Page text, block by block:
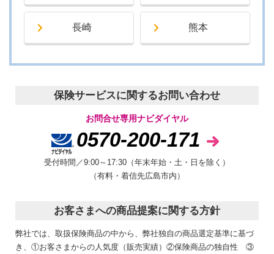
長崎 熊本
保険サービスに関するお問い合わせ
お問合せ専用ナビダイヤル
0570-200-171
受付時間／9:00～17:30（年末年始・土・日を除く）
（有料・着信先広島市内）
お客さまへの商品提案に関する方針
弊社では、取扱保険商品の中から、弊社独自の商品選定基準に基づ
き、①お客さまからの人気度（販売実績）②保険商品の独自性 ③